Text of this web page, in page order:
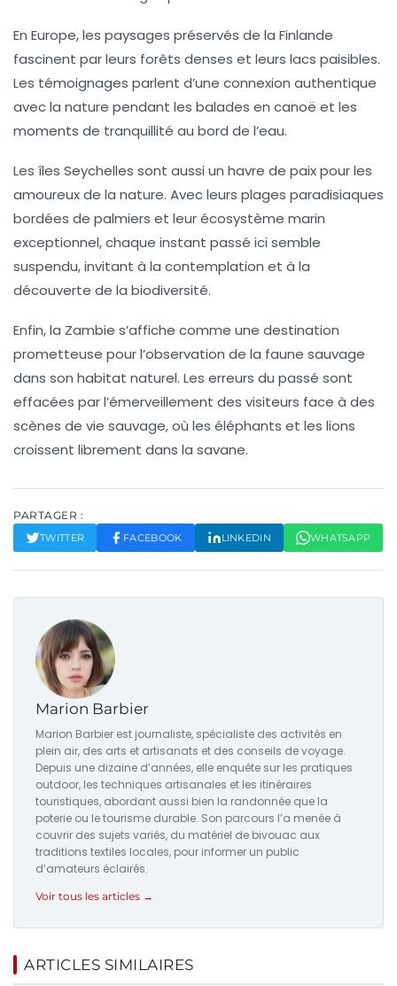
En Europe, les paysages préservés de la Finlande
fascinent par leurs forêts denses et leurs lacs paisibles.
Les témoignages parlent d’une connexion authentique
avec la nature pendant les balades en canoë et les
moments de tranquillité au bord de l’eau.
Les îles Seychelles sont aussi un havre de paix pour les
amoureux de la nature. Avec leurs plages paradisiaques
bordées de palmiers et leur écosystème marin
exceptionnel, chaque instant passé ici semble
suspendu, invitant à la contemplation et à la
découverte de la biodiversité.
Enfin, la Zambie s’affiche comme une destination
prometteuse pour l’observation de la faune sauvage
dans son habitat naturel. Les erreurs du passé sont
effacées par l’émerveillement des visiteurs face à des
scènes de vie sauvage, où les éléphants et les lions
croissent librement dans la savane.
PARTAGER :
TWITTER FACEBOOK LINKEDIN WHATSAPP
Marion Barbier
Marion Barbier est journaliste, spécialiste des activités en
plein air, des arts et artisanats et des conseils de voyage.
Depuis une dizaine d’années, elle enquête sur les pratiques
outdoor, les techniques artisanales et les itinéraires
touristiques, abordant aussi bien la randonnée que la
poterie ou le tourisme durable. Son parcours l’a menée à
couvrir des sujets variés, du matériel de bivouac aux
traditions textiles locales, pour informer un public
d’amateurs éclairés.
Voir tous les articles →
ARTICLES SIMILAIRES